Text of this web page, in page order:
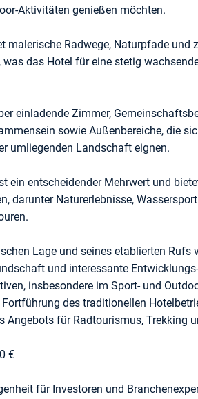
Aktivitäten genießen möchten.
malerische Radwege, Naturpfade und
das Hotel für eine stetig
einladende Zimmer,
sowie Außenbereiche, die
umliegenden Landschaft eignen.
ein entscheidender Mehrwert und
darunter Naturerlebnisse,
Lage und seines etablierten Rufs
und interessante
insbesondere im Sport- und
des traditionellen
Angebots für Radtourismus, Trekking
€
für Investoren und